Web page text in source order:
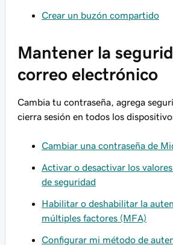
Crear un buzón compartido
Mantener la
correo electrónico
Cambia tu contraseña, agrega
cierra sesión en todos los
Cambiar una contraseña de
Activar o desactivar los
de seguridad
Habilitar o deshabilitar la
múltiples factores (MFA)
Configurar mi método de